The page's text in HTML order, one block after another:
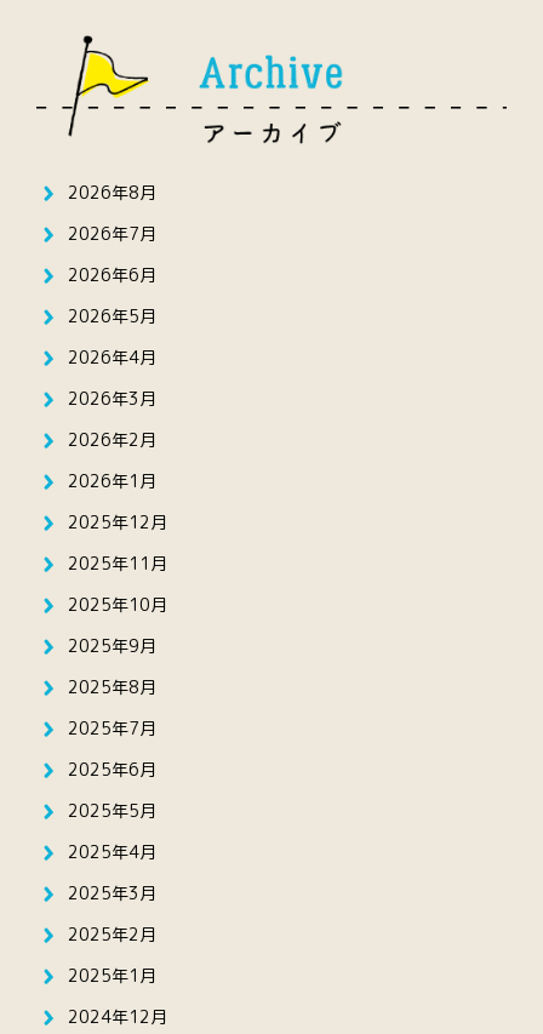
2026年8月
2026年7月
2026年6月
2026年5月
2026年4月
2026年3月
2026年2月
2026年1月
2025年12月
2025年11月
2025年10月
2025年9月
2025年8月
2025年7月
2025年6月
2025年5月
2025年4月
2025年3月
2025年2月
2025年1月
2024年12月